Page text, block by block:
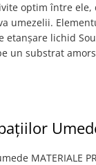
Nivelare
optim între ele,
umezelii.
lichid
un substrat
MATERIALE